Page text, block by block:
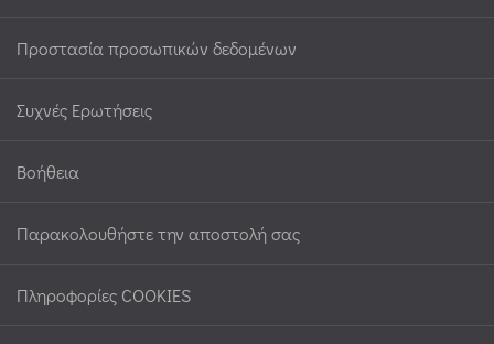
Προστασία προσωπικών δεδομένων
Συχνές Ερωτήσεις
Βοήθεια
Παρακολουθήστε την αποστολή σας
Πληροφορίες COOKIES